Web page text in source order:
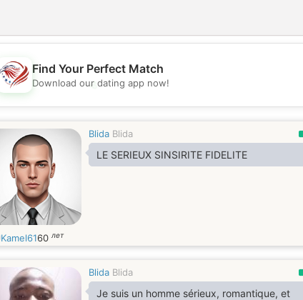
💖
Find Your Perfect Match
Download our dating app now!
Blida Blida
LE SERIEUX SINSIRITE FIDELITE
Kamel6160 лет
Blida Blida
Je suis un homme sérieux, romantique, et